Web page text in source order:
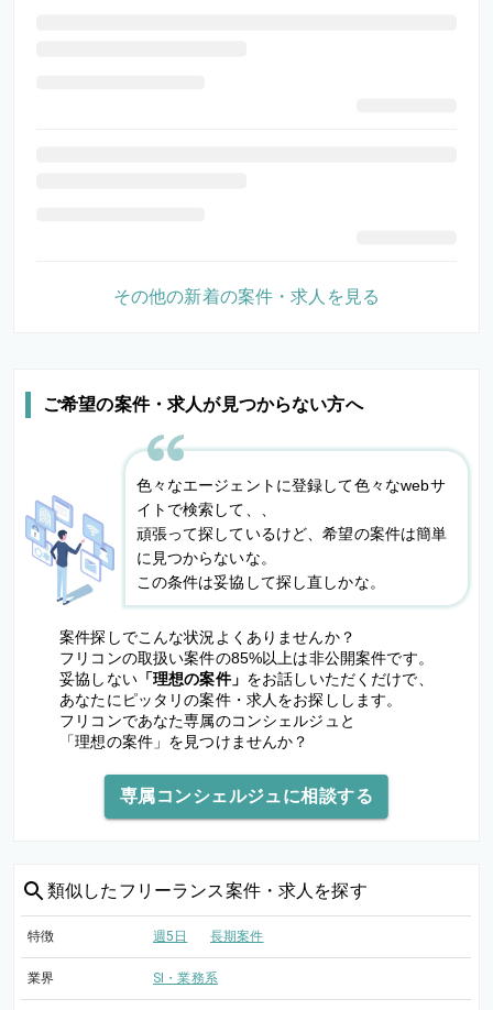
ご希望の案件・求人が見つからない方へ
色々なエージェントに登録して色々なwebサ
イトで検索して、、
頑張って探しているけど、希望の案件は簡単
に見つからないな。
この条件は妥協して探し直しかな。
案件探しでこんな状況よくありませんか？
フリコンの取扱い案件の85%以上は非公開案件です。
妥協しない「理想の案件」 をお話しいただくだけで、
あなたにピッタリの案件・求人をお探しします。
フリコンであなた専属のコンシェルジュと
「理想の案件」を見つけませんか？
専属コンシェルジュに相談する
類似した フリーランス案件・求人を探す
特徴 週5日 長期案件
業界 SI・業務系
その他の新着の案件・求人を見る